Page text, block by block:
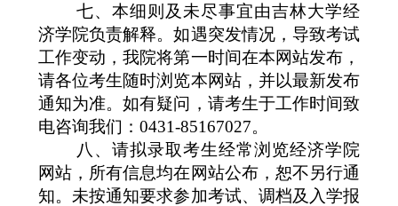
七、本细则及未尽事宜由吉林大学经
济学院负责解释。如遇突发情况，导致考试
工作变动，我院将第一时间在本网站发布，
请各位考生随时浏览本网站，并以最新发布
通知为准。如有疑问，请考生于工作时间致
电咨询我们： 0431-85167027。
八、请拟录取考生经常浏览经济学院
网站，所有信息均在网站公布，恕不另行通
知。未按通知要求参加考试、调档及入学报